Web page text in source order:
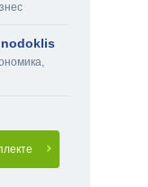
nodoklis
,